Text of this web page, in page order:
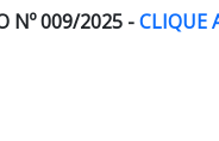
Nº 009/2025 -CLIQUE